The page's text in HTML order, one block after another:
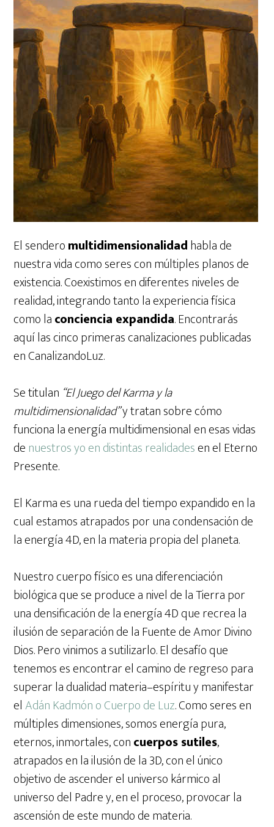
El senderomultidimensionalidadhabla de
nuestra vida como seres con múltiples planos de
existencia. Coexistimos en diferentes niveles de
realidad, integrando tanto la experiencia física
como laconciencia expandida. Encontrarás
aquí las cinco primeras canalizaciones publicadas
en CanalizandoLuz.
Se titulan “El Juego del Karma y la
multidimensionalidad”y tratan sobre cómo
funciona la energía multidimensional en esas vidas
de nuestros yo en distintas realidadesen el Eterno
Presente.
El Karma es una rueda del tiempo expandido en la
cual estamos atrapados por una condensación de
la energía 4D, en la materia propia del planeta.
Nuestro cuerpo físico es una diferenciación
biológica que se produce a nivel de la Tierra por
una densificación de la energía 4D que recrea la
ilusión de separación de la Fuente de Amor Divino
Dios. Pero vinimos a sutilizarlo. El desafío que
tenemos es encontrar el camino de regreso para
superar la dualidad materia–espíritu y manifestar
elAdán Kadmón o Cuerpo de Luz. Como seres en
múltiples dimensiones, somos energía pura,
eternos, inmortales, concuerpos sutiles,
atrapados en la ilusión de la 3D, con el único
objetivo de ascender el universo kármico al
universo del Padre y, en el proceso, provocar la
ascensión de este mundo de materia.